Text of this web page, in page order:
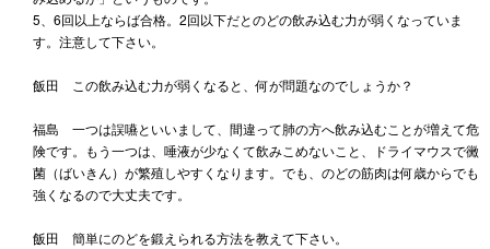
5、6回以上ならば合格。2回以下だとのどの飲み込む力が弱くなっていま
す。注意して下さい。
飯田 この飲み込む力が弱くなると、何が問題なのでしょうか？
福島 一つは誤嚥といいまして、間違って肺の方へ飲み込むことが増えて危
険です。もう一つは、唾液が少なくて飲みこめないこと、ドライマウスで黴
菌（ばいきん）が繁殖しやすくなります。でも、のどの筋肉は何歳からでも
強くなるので大丈夫です。
飯田 簡単にのどを鍛えられる方法を教えて下さい。